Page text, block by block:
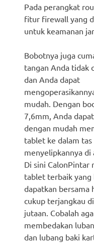
Pada perangkat
fitur firewall yang
untuk keamanan
Bobotnya juga
tangan Anda tidak
dan Anda dapat
mudah. Dengan
7,6mm, Anda
dengan mudah
tablet ke dalam tas
menyelipkannya di
Di sini CalonPintar
tablet terbaik yang
dapatkan bersama
cukup terjangkau
jutaan. Cobalah
membedakan
dan lubang baki